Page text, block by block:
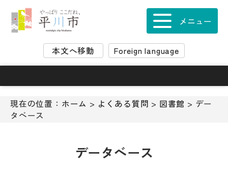
ョ
ス
本文へ移動 Foreign language
メニュー
現在の位置： ホーム > よくある質問 > 図書館 > デー
タベース
データベース